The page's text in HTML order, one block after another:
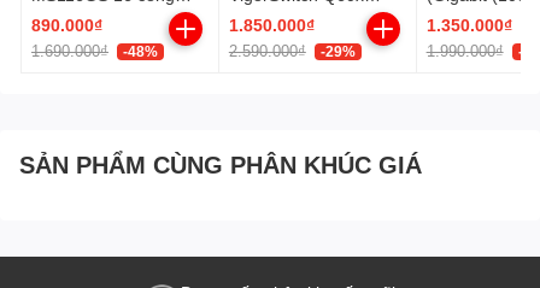
Gigabit vỏ thép - lắp
rack
890.000₫
1.690.000₫ -48%
2.5GbE 5 Port LAN
2.5GbE + 1 SFP+
Uplink 10Gbps
1.850.000₫
2.590.000₫ -29%
16 Cổng/ Vỏ
1.350.000₫
1.990.000₫ -
SẢN PHẨM CÙNG PHÂN KHÚC GIÁ